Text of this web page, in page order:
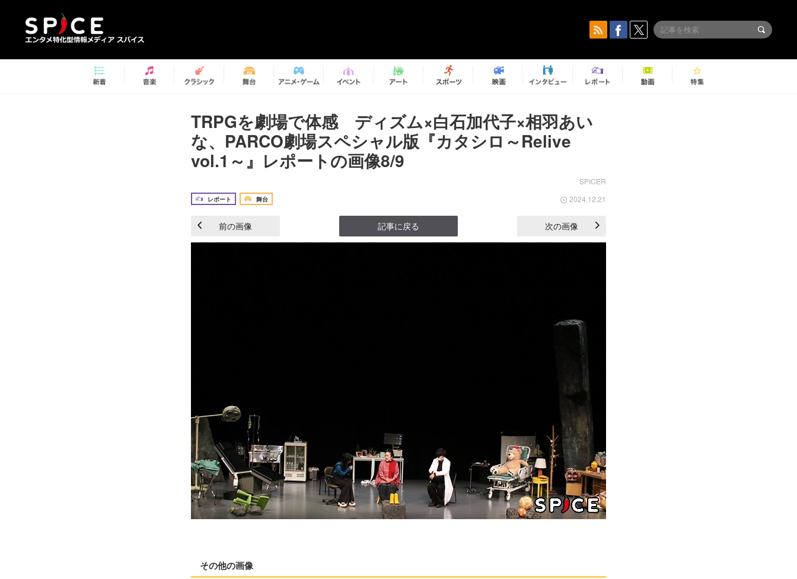
TRPGを劇場で体感 ディズム×白石加代子×相羽あい
な、PARCO劇場スペシャル版『カタシロ～Relive
vol.1～』レポートの画像8/9
SPICER
レポート 舞台 2024.12.21
前の画像 記事に戻る 次の画像
その他の画像